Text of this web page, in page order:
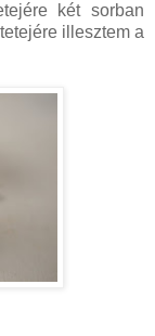
két sorban
illesztem a